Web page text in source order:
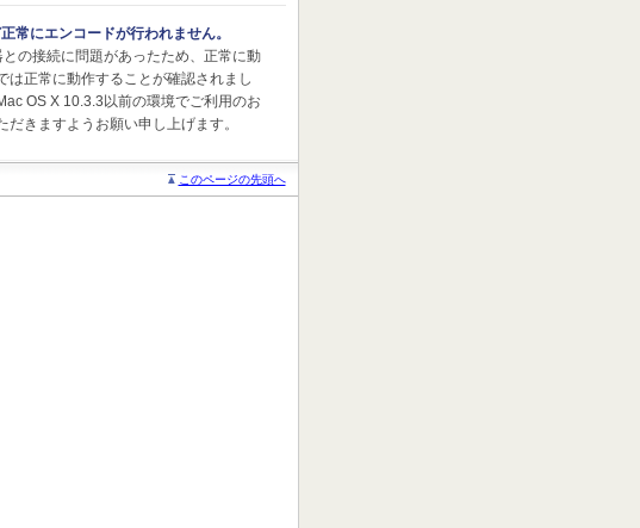
常にエンコードが行われません。
の接続に問題があったため、正常に動
は正常に動作することが確認されまし
OS X 10.3.3以前の環境でご利用のお
きますようお願い申し上げます。
このページの先頭へ